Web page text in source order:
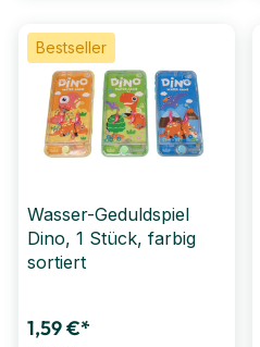
Bestseller
Wasser-Geduldspiel
Dino, 1 Stück, farbig
sortiert
1,59 €*